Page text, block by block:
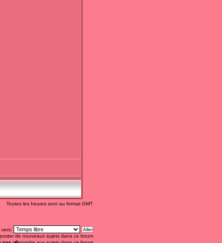
Toutes les heures sont au format GMT
vers:
poster de nouveaux sujets dans ce forum